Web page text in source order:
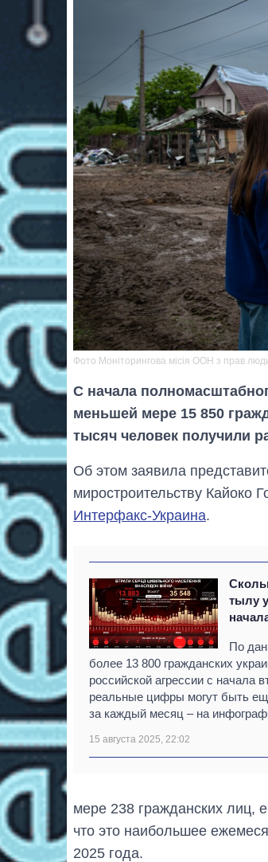
Фото Моніторингова місія ООН з прав
С начала
меньшей мере 15 850
тысяч человек получили
Об этом заявила
миростроительству Кайоко
Интерфакс-Украина.
тылу
По
более 13 800 гражданских
российской агрессии с начала
реальные цифры могут быть
за каждый месяц – на
15 августа 2025, 22:02
мере 238 гражданских лиц,
что это наибольшее
2025 года.